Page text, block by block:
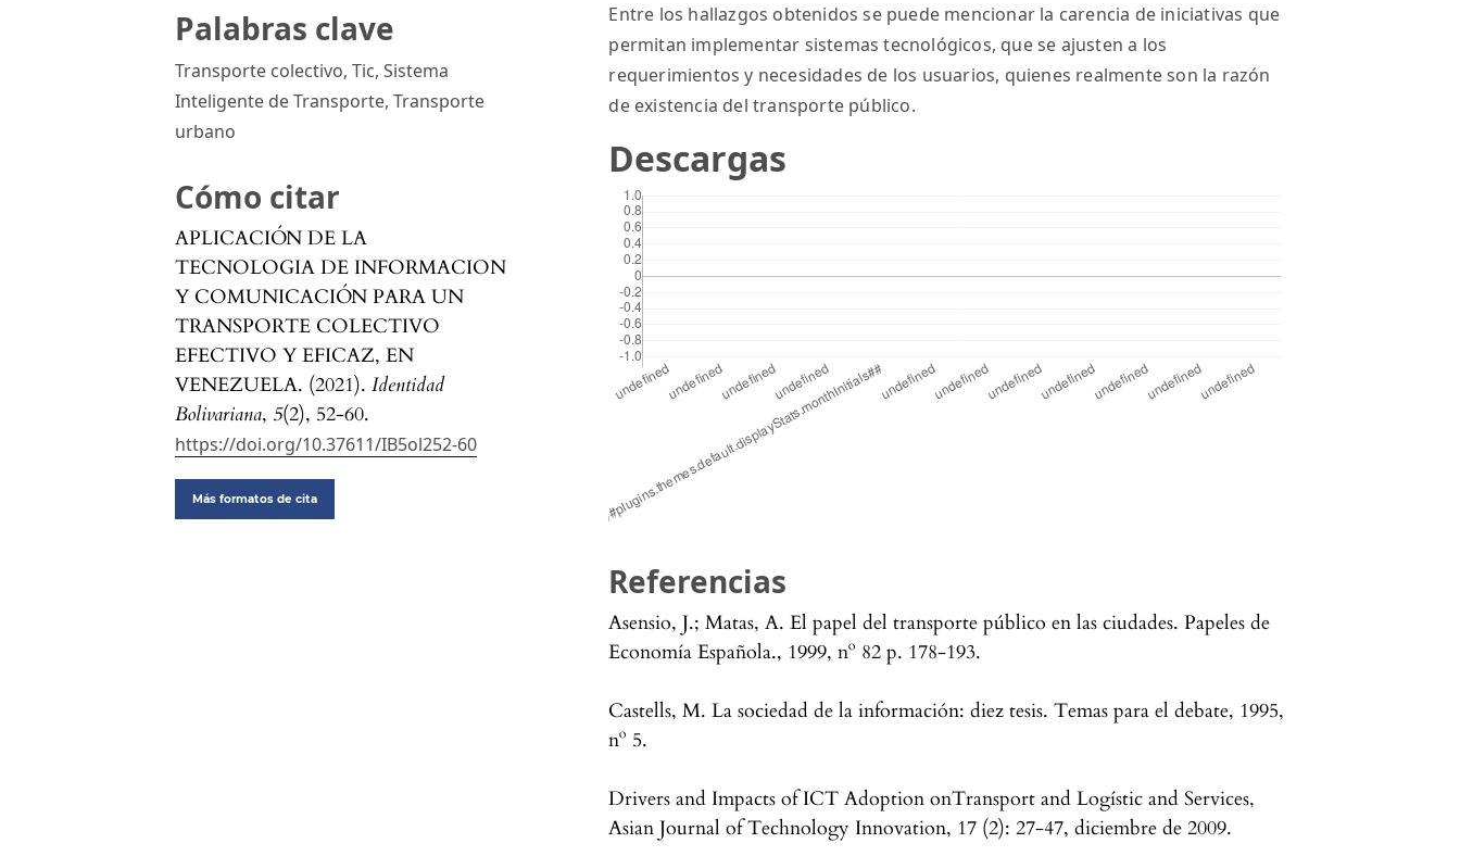
Palabras clave
Transporte colectivo, Tic, Sistema
Inteligente de Transporte, Transporte
urbano
Cómo citar
APLICACIÓN DE LA
TECNOLOGIA DE INFORMACION
Y COMUNICACIÓN PARA UN
TRANSPORTE COLECTIVO
EFECTIVO Y EFICAZ, EN
VENEZUELA. (2021).Identidad
Bolivariana, 5(2), 52-60.
https://doi.org/10.37611/IB5ol252-60
Más formatos de cita
Entre los hallazgos obtenidos se puede mencionar la carencia de iniciativas que
permitan implementar sistemas tecnológicos, que se ajusten a los
requerimientos y necesidades de los usuarios, quienes realmente son la razón
de existencia del transporte público.
Descargas
Referencias
Asensio, J.; Matas, A. El papel del transporte público en las ciudades. Papeles de
Economía Española., 1999, nº 82 p. 178-193.
Castells, M. La sociedad de la información: diez tesis. Temas para el debate, 1995,
nº 5.
Drivers and Impacts of ICT Adoption onTransport and Logístic and Services,
Asian Journal of Technology Innovation, 17 (2): 27-47, diciembre de 2009.